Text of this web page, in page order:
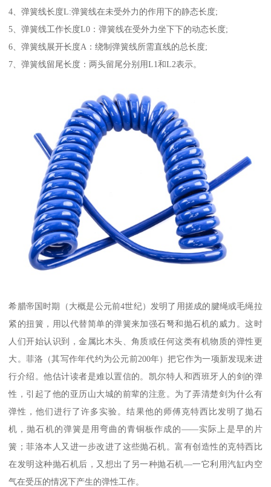
4、弹簧线长度L:弹簧线在未受外力的作用下的静态长度;
5、弹簧线工作长度L0：弹簧线在受外力坐下下的动态长度;
6、弹簧线展开长度A：绕制弹簧线所需直线的总长度;
7、弹簧线留尾长度：两头留尾分别用L1和L2表示。
希腊帝国时期（大概是公元前4世纪）发明了用搓成的腱绳或毛绳拉
紧的扭簧，用以代替简单的弹簧来加强石弩和抛石机的威力。这时
人们开始认识到，金属比木头、角质或任何这类有机物质的弹性更
大。菲洛（其写作年代约为公元前200年）把它作为一项新发现来进
行介绍。他估计读者是难以置信的。凯尔特人和西班牙人的剑的弹
性，引起了他的亚历山大城的前辈的注意。为了弄清楚剑为什么有
弹性，他们进行了许多实验。结果他的师傅克特西比发明了抛石
机，抛石机的弹簧是用弯曲的青铜板作成的——实际上是早的片
簧；菲洛本人又进一步改进了这些抛石机。富有创造性的克特西比
在发明这种抛石机后，又想出了另一种抛石机—一它利用汽缸内空
气在受压的情况下产生的弹性工作。